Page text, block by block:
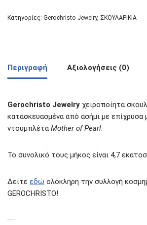
Κατηγορίες: Gerochristo Jewelry, ΣΚΟΥΛΑΡΙΚΙΑ
Περιγραφή Αξιολογήσεις (0)
Gerochristo Jewelry χειροποίητα
κατασκευασμένα από ασήμι με επίχρυσα
ντουμπλέτα Mother of Pearl.
Το συνολικό τους μήκος είναι 4,7
Δείτε εδώ ολόκληρη την συλλογή
GEROCHRISTO!